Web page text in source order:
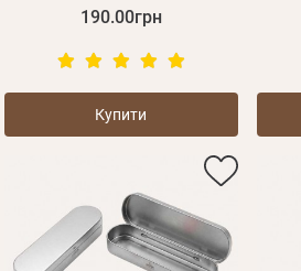
190.00грн
Купити